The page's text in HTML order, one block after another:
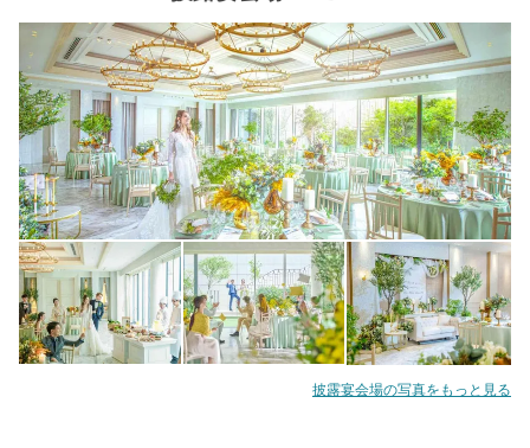
披露宴会場の写真をもっと見る